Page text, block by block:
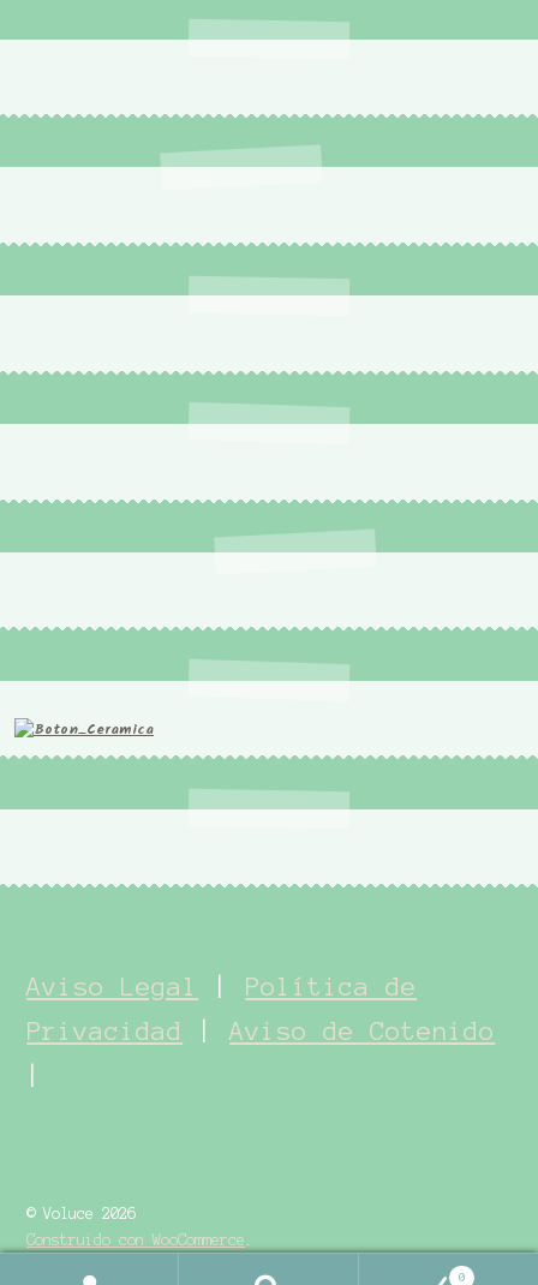
Aviso Legal
Política de
Privacidad
|Aviso de Cotenido
© Voluce 2026
Construido con WooCommerce
0